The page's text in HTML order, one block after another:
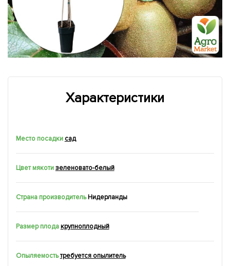
Характеристики
Место посадки сад
Цвет мякотизеленовато-белый
Страна производитель Нидерланды
Размер плодакрупноплодный
Опыляемостьтребуется опылитель